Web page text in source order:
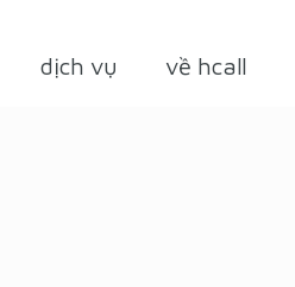
dịch vụ về hcall